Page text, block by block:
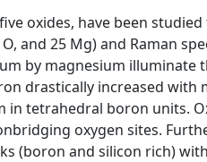
oxides, have been
and 25 Mg) and Raman
by magnesium illuminate
drastically increased with
tetrahedral boron units.
oxygen sites.
(boron and silicon rich)